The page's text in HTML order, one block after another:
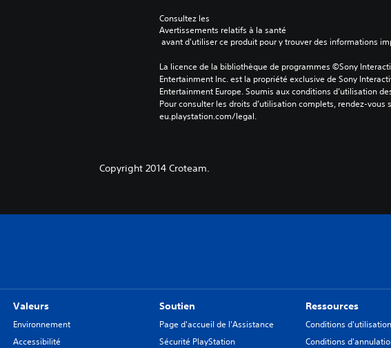
Consultez les
Avertissements relatifs à la santé
avant d'utiliser ce produit pour y trouver des informations
La licence de la bibliothèque de programmes ©Sony
Entertainment Inc. est la propriété exclusive de Sony
Entertainment Europe. Soumis aux conditions d’utilisation
Pour consulter les droits d’utilisation complets, rendez-vous
eu.playstation.com/legal.
Copyright 2014 Croteam.
Valeurs
Environnement
Accessibilité
Soutien
Page d'accueil de l'Assistance
Sécurité PlayStation
Ressources
Conditions d'utilisation
Conditions